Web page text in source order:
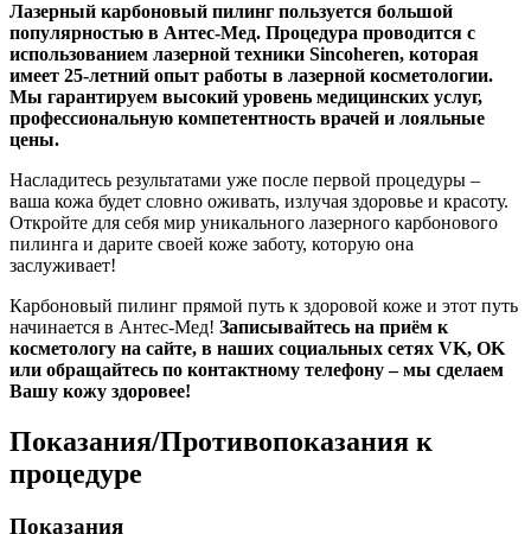
Лазерный карбоновый пилинг пользуется большой
популярностью в Антес-Мед. Процедура проводится с
использованием лазерной техники Sincoheren, которая
имеет 25-летний опыт работы в лазерной косметологии.
Мы гарантируем высокий уровень медицинских услуг,
профессиональную компетентность врачей и лояльные
цены.
Насладитесь результатами уже после первой процедуры –
ваша кожа будет словно оживать, излучая здоровье и красоту.
Откройте для себя мир уникального лазерного карбонового
пилинга и дарите своей коже заботу, которую она
заслуживает!
Карбоновый пилинг прямой путь к здоровой коже и этот путь
начинается в Антес-Мед! Записывайтесь на приём к
косметологу на сайте, в наших социальных сетях VK, OK
или обращайтесь по контактному телефону – мы сделаем
Вашу кожу здоровее!
Показания/Противопоказания к
процедуре
Показания